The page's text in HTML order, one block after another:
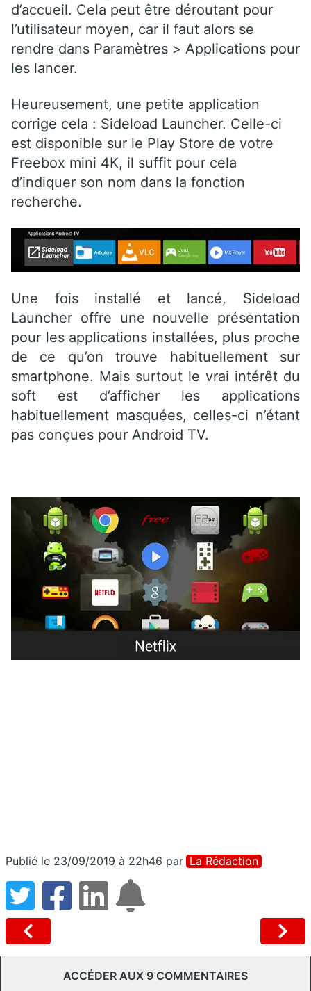
d’accueil. Cela peut être déroutant pour
l’utilisateur moyen, car il faut alors se
rendre dans Paramètres > Applications pour
les lancer.
Heureusement, une petite application
corrige cela : Sideload Launcher. Celle-ci
est disponible sur le Play Store de votre
Freebox mini 4K, il suffit pour cela
d’indiquer son nom dans la fonction
recherche.
Une fois installé et lancé, Sideload
Launcher offre une nouvelle présentation
pour les applications installées, plus proche
de ce qu’on trouve habituellement sur
smartphone. Mais surtout le vrai intérêt du
soft est d’afficher les applications
habituellement masquées, celles-ci n’étant
pas conçues pour Android TV.
Publié le 23/09/2019 à 22h46 par La Rédaction
ACCÉDER AUX 9 COMMENTAIRES